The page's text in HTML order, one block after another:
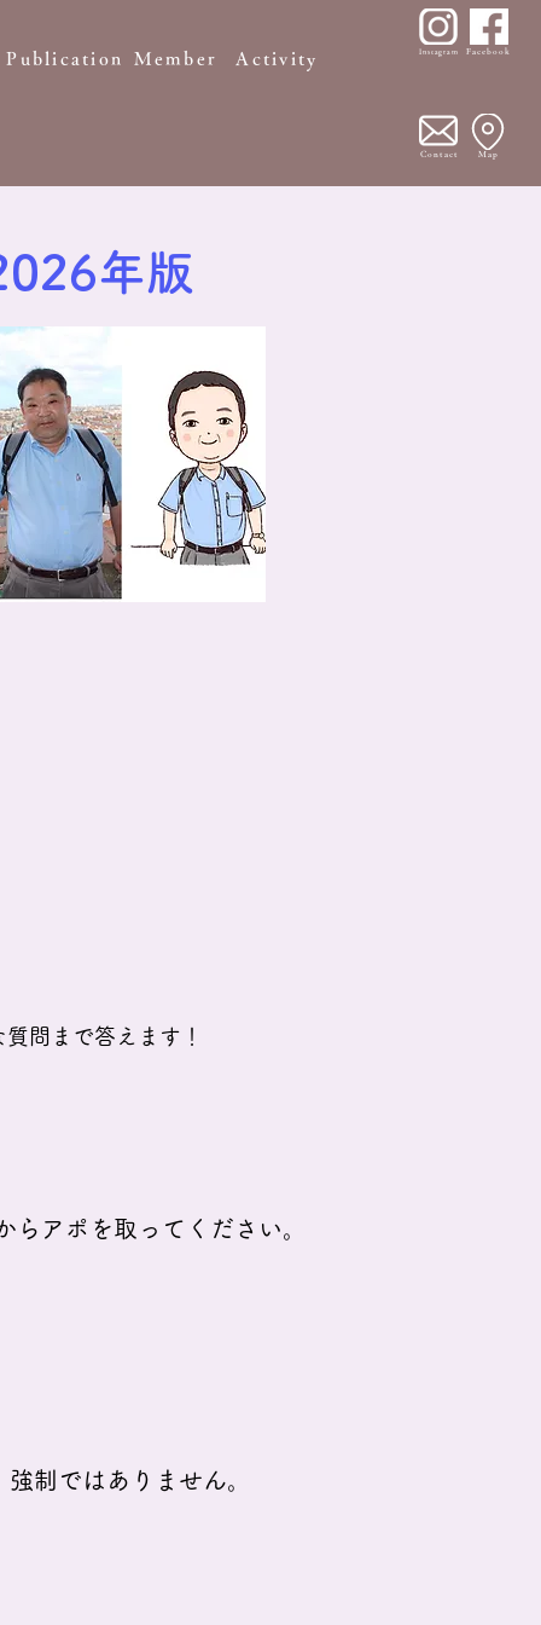
Publication Member Activity Instagram Facebook
Contact Map
年版
問まで答えます！
アポを取ってく ださい。
強制ではありません。